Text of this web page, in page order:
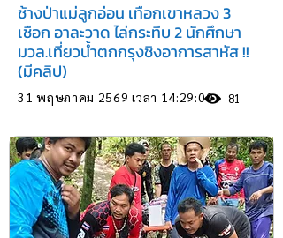
ช้างป่าแม่ลูกอ่อน เทือกเขาหลวง 3
เชือก อาละวาด ไล่กระทืบ 2 นักศึกษา
มวล.เที่ยวน้ำตกกรุงชิงอาการสาหัส !!
(มีคลิป)
31 พฤษภาคม 2569 เวลา 14:29:00 81